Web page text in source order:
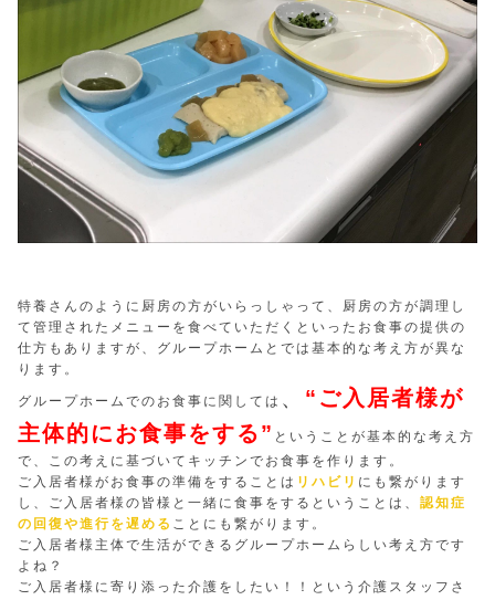
特養さんのように厨房の方がいらっしゃって、厨房の方が調理し
て管理されたメニューを食べていただくといったお食事の提供の
仕方もありますが、グループホームとでは基本的な考え方が異な
ります。
グループホームでのお食事に関しては 、 “ご入居者様が
主体的にお食事をする” ということが基本的な考え方
で、この考えに基づいてキッチンでお食事を作ります。
ご入居者様がお食事の準備をすることは リハビリ にも繋がります
し、ご入居者様の皆様と一緒に食事をするということは、 認知症
の回復や進行を遅める ことにも繋がります。
ご入居者様主体で生活ができるグループホームらしい考え方です
よね？
ご入居者様に寄り添った介護をしたい！！という介護スタッフさ